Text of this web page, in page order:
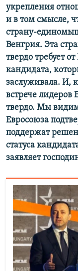
укрепления
и в том смысле,
страну-
Венгрия. Эта
твердо требует
кандидата,
заслуживала. И,
встрече лидеров
твердо. Мы
Евросоюза
поддержат
статуса
заявляет